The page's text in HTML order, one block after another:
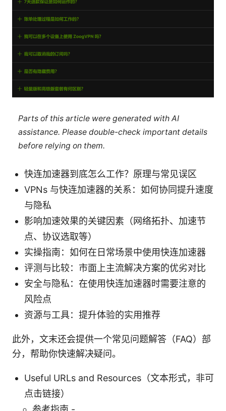
Parts of this article were generated with AI
assistance. Please double-check important details
before relying on them.
快连加速器到底怎么工作？原理与常见误区
VPNs 与快连加速器的关系：如何协同提升速度
与隐私
影响加速效果的关键因素（网络拓扑、加速节
点、协议选取等）
实操指南：如何在日常场景中使用快连加速器
评测与比较：市面上主流解决方案的优劣对比
安全与隐私：在使用快连加速器时需要注意的
风险点
资源与工具：提升体验的实用推荐
此外，文末还会提供一个常见问题解答（FAQ）部
分，帮助你快速解决疑问。
Useful URLs and Resources（文本形式，非可
点击链接）